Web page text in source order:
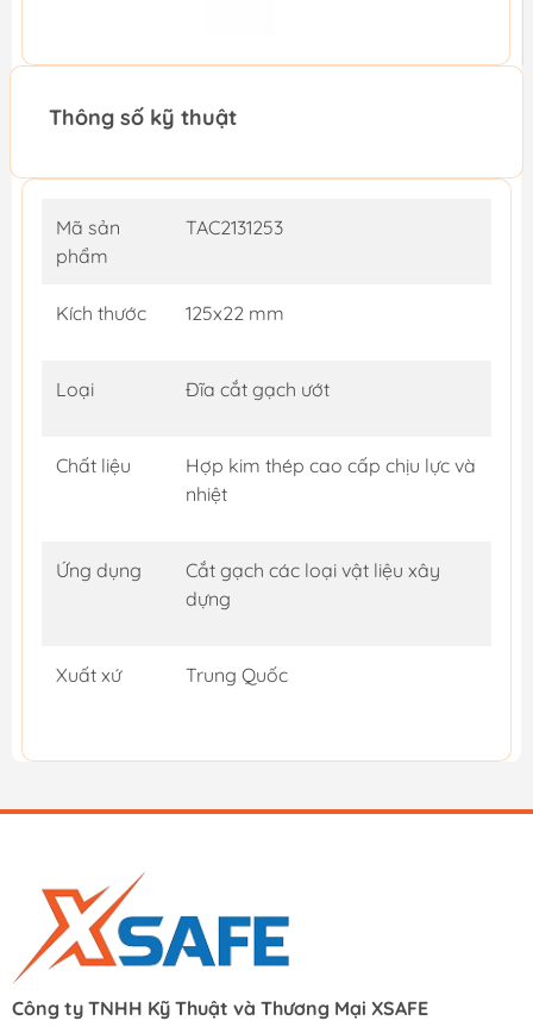
Thông số kỹ thuật
Mã sản
phẩm
TAC2131253
Kích thước 125x22 mm
Loại Đĩa cắt gạch ướt
Chất liệu
Hợp kim thép cao cấp chịu lực và
nhiệt
Ứng dụng
Cắt gạch các loại vật liệu xây
dựng
Xuất xứ Trung Quốc
Công ty TNHH Kỹ Thuật và Thương Mại XSAFE